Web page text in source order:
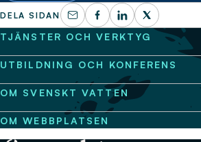
DELA SIDAN
TJÄNSTER OCH VERKTYG
UTBILDNING OCH KONFERENS
OM SVENSKT VATTEN
OM WEBBPLATSEN